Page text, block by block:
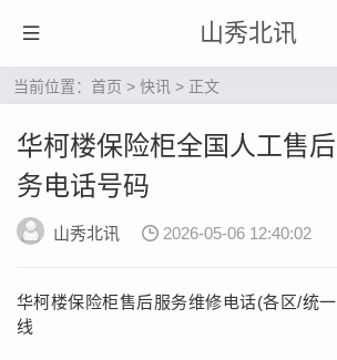
山秀北讯
当前位置： 首页 > 快讯 > 正文
华柯楼保险柜全国人工售
务电话号码
山秀北讯 2026-05-06 12:40:02
华柯楼保险柜售后服务维修电话(各区/统
线